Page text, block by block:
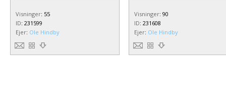
Visninger: 55
ID: 231599
Ejer: Ole Hindby
Visninger: 90
ID: 231608
Ejer: Ole Hindby